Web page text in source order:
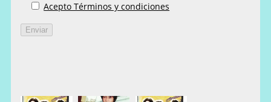
Acepto Términos y condiciones